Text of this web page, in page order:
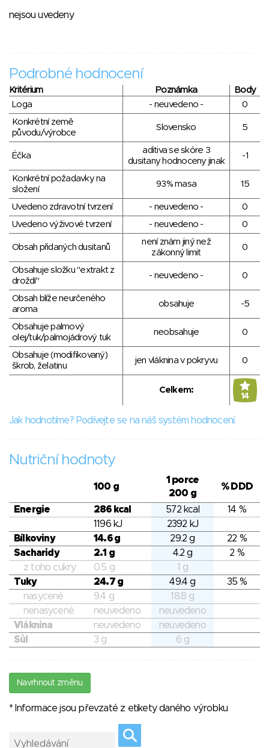
nejsou uvedeny
Podrobné hodnocení
Kritérium Poznámka
Body
Loga
- neuvedeno -
0
Konkrétní země
původu/výrobce
Slovensko 5
Éčka
aditiva se skóre 3
dusitany hodnoceny jinak
-1
Konkrétní požadavky na
složení
93% masa 15
Uvedeno zdravotní tvrzení - neuvedeno -
0
Uvedeno výživové tvrzení
- neuvedeno - 0
Obsah přidaných dusitanů
není znám jiný než
zákonný limit
0
Obsahuje složku "extrakt z
droždí"
- neuvedeno - 0
Obsah blíže neurčeného
aroma
obsahuje -5
Obsahuje palmový
olej/tuk/palmojádrový tuk
neobsahuje 0
Obsahuje (modifikovaný)
škrob, želatinu
jen vláknina v pokryvu 0
Celkem:
14
Jak hodnotíme? Podívejte se na náš systém hodnocení.
Nutriční hodnoty
100 g
1 porce
200 g
% DDD
Energie 286 kcal 572 kcal
14 %
1196 kJ
2392 kJ
Bílkoviny
14.6 g 29.2 g
22 %
Sacharidy
2.1 g 4.2 g
2 %
z toho cukry
0.5 g
1 g
Tuky
24.7 g 49.4 g
35 %
nasycené
9.4 g
18.8 g
nenasycené
neuvedeno
neuvedeno
Vláknina
neuvedeno
neuvedeno
Sůl
3 g 6 g
Navrhnout změnu
* Informace jsou převzaté z etikety daného výrobku